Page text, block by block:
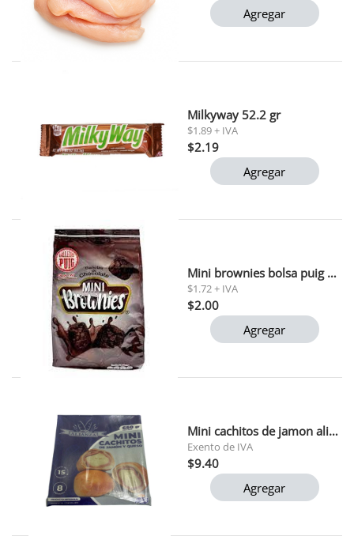
Agregar
Milkyway 52.2 gr
$1.89 + IVA
$2.19
Agregar
Mini brownies bolsa puig 175gr
$1.72 + IVA
$2.00
Agregar
Mini cachitos de jamon alianza 8 und (550gr)
Exento de IVA
$9.40
Agregar